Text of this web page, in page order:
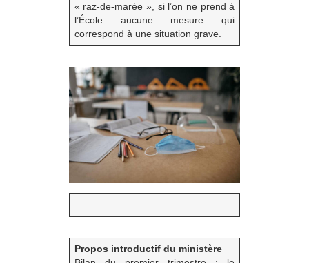
« raz-de-marée », si l’on ne prend à
l’École aucune mesure qui
correspond à une situation grave.
Propos introductif du ministère